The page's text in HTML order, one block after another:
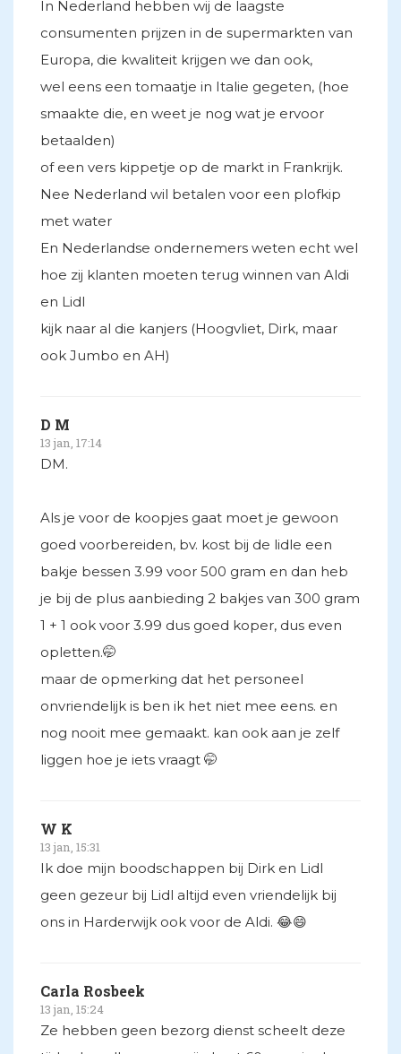
In Nederland hebben wij de laagste
consumenten prijzen in de supermarkten van
Europa, die kwaliteit krijgen we dan ook,
wel eens een tomaatje in Italie gegeten, (hoe
smaakte die, en weet je nog wat je ervoor
betaalden)
of een vers kippetje op de markt in Frankrijk.
Nee Nederland wil betalen voor een plofkip
met water
En Nederlandse ondernemers weten echt wel
hoe zij klanten moeten terug winnen van Aldi
en Lidl
kijk naar al die kanjers (Hoogvliet, Dirk, maar
ook Jumbo en AH)
D M
13 jan, 17:14
DM.
Als je voor de koopjes gaat moet je gewoon
goed voorbereiden, bv. kost bij de lidle een
bakje bessen 3.99 voor 500 gram en dan heb
je bij de plus aanbieding 2 bakjes van 300 gram
1 + 1 ook voor 3.99 dus goed koper, dus even
opletten.🤭
maar de opmerking dat het personeel
onvriendelijk is ben ik het niet mee eens. en
nog nooit mee gemaakt. kan ook aan je zelf
liggen hoe je iets vraagt 🤭
W K
13 jan, 15:31
Ik doe mijn boodschappen bij Dirk en Lidl
geen gezeur bij Lidl altijd even vriendelijk bij
ons in Harderwijk ook voor de Aldi. 😂😄
Carla Rosbeek
13 jan, 15:24
Ze hebben geen bezorg dienst scheelt deze